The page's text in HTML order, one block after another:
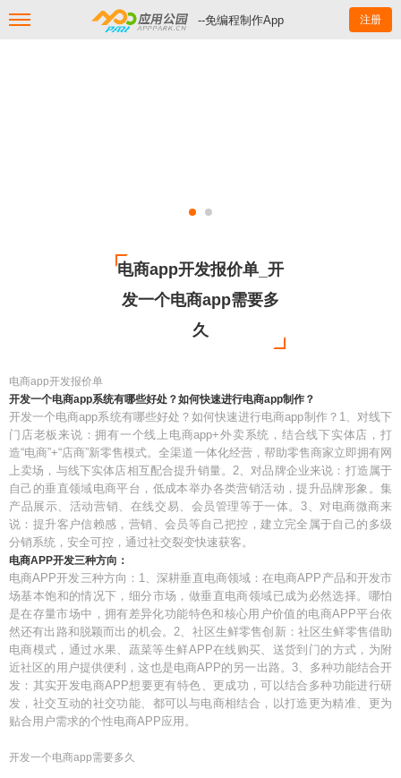
--免编程制作App 注册
电商app开发报价单_开
发一个电商app需要多
久
电商app开发报价单
开发一个电商app系统有哪些好处？如何快速进行电商app制作？
开发一个电商app系统有哪些好处？如何快速进行电商app制作？1、对线下
门店老板来说：拥有一个线上电商app+外卖系统，结合线下实体店，打
造“电商”+“店商”新零售模式。全渠道一体化经营，帮助零售商家立即拥有网
上卖场，与线下实体店相互配合提升销量。2、对品牌企业来说：打造属于
自己的垂直领域电商平台，低成本举办各类营销活动，提升品牌形象。集
产品展示、活动营销、在线交易、会员管理等于一体。3、对电商微商来
说：提升客户信赖感，营销、会员等自己把控，建立完全属于自己的多级
分销系统，安全可控，通过社交裂变快速获客。
电商APP开发三种方向：
电商APP开发三种方向：1、深耕垂直电商领域：在电商APP产品和开发市
场基本饱和的情况下，细分市场，做垂直电商领域已成为必然选择。哪怕
是在存量市场中，拥有差异化功能特色和核心用户价值的电商APP平台依
然还有出路和脱颖而出的机会。2、社区生鲜零售创新：社区生鲜零售借助
电商模式，通过水果、蔬菜等生鲜APP在线购买、送货到门的方式，为附
近社区的用户提供便利，这也是电商APP的另一出路。3、多种功能结合开
发：其实开发电商APP想要更有特色、更成功，可以结合多种功能进行研
发，社交互动的社交功能、都可以与电商相结合，以打造更为精准、更为
贴合用户需求的个性电商APP应用。
开发一个电商app需要多久